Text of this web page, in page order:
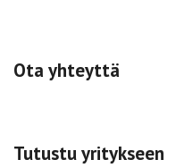
Ota yhteyttä
Tutustu yritykseen